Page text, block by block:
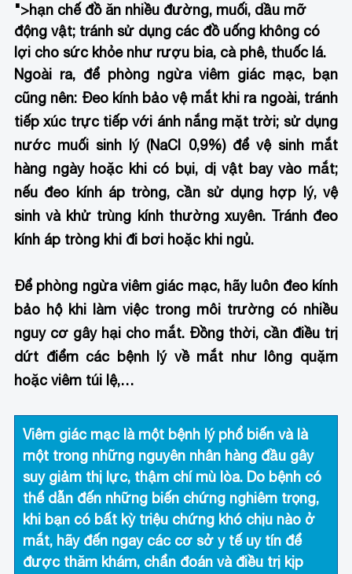
">hạn chế đồ ăn nhiều đường, muối, dầu mỡ
động vật; tránh sử dụng các đồ uống không có
lợi cho sức khỏe như rượu bia, cà phê, thuốc lá.
Ngoài ra, để phòng ngừa viêm giác mạc, bạn
cũng nên: Đeo kính bảo vệ mắt khi ra ngoài, tránh
tiếp xúc trực tiếp với ánh nắng mặt trời; sử dụng
nước muối sinh lý (NaCl 0,9%) để vệ sinh mắt
hàng ngày hoặc khi có bụi, dị vật bay vào mắt;
nếu đeo kính áp tròng, cần sử dụng hợp lý, vệ
sinh và khử trùng kính thường xuyên. Tránh đeo
kính áp tròng khi đi bơi hoặc khi ngủ.
Để phòng ngừa viêm giác mạc, hãy luôn đeo kính
bảo hộ khi làm việc trong môi trường có nhiều
nguy cơ gây hại cho mắt. Đồng thời, cần điều trị
dứt điểm các bệnh lý về mắt như lông quặm
hoặc viêm túi lệ,…
Viêm giác mạc là một bệnh lý phổ biến và là
một trong những nguyên nhân hàng đầu gây
suy giảm thị lực, thậm chí mù lòa. Do bệnh có
thể dẫn đến những biến chứng nghiêm trọng,
khi bạn có bất kỳ triệu chứng khó chịu nào ở
mắt, hãy đến ngay các cơ sở y tế uy tín để
được thăm khám, chẩn đoán và điều trị kịp